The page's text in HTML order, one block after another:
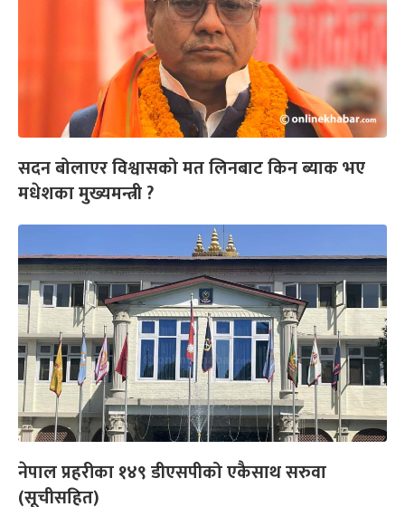
सदन बोलाएर विश्वासको मत लिनबाट किन ब्याक भए
मधेशका मुख्यमन्त्री ?
नेपाल प्रहरीका १४९ डीएसपीको एकैसाथ सरुवा
(सूचीसहित)